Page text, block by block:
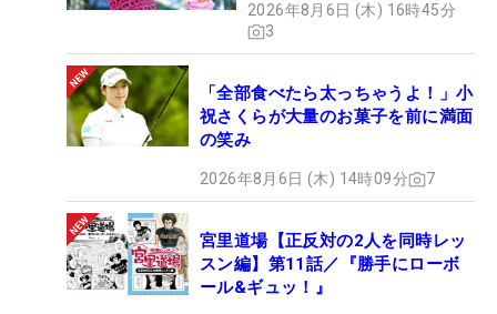
2026年8月6日 (木) 16時45分
3
「全部食べたら太っちゃうよ！」小
祝さくらが大量のお菓子を前に満面
の笑み
2026年8月6日 (木) 14時09分 7
宮里道場【正反対の2人を同時レッ
スン編】第11話／『勝手にローボ
ール&ギュッ！』